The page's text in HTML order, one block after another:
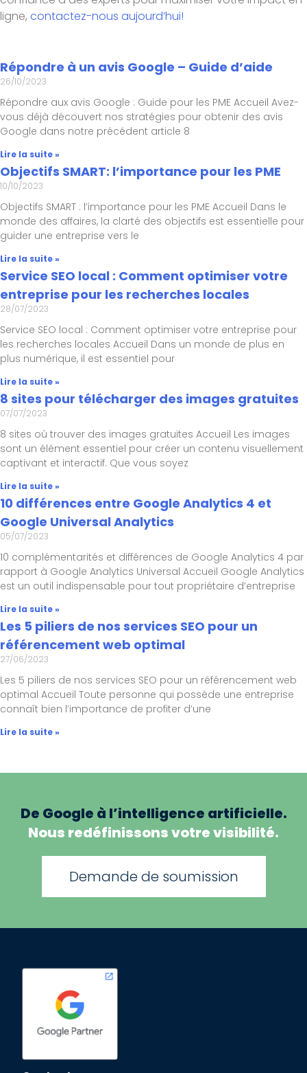
ligne, contactez-nous aujourd’hui!
Répondre à un avis Google – Guide d’aide
26/10/2023
Répondre aux avis Google : Guide pour les PME Accueil Avez-
vous déjà découvert nos stratégies pour obtenir des avis
Google dans notre précédent article 8
Lire la suite »
Objectifs SMART: l’importance pour les PME
10/10/2023
Objectifs SMART : l’importance pour les PME Accueil Dans le
monde des affaires, la clarté des objectifs est essentielle pour
guider une entreprise vers le
Lire la suite »
Service SEO local : Comment optimiser votre
entreprise pour les recherches locales
28/07/2023
Service SEO local : Comment optimiser votre entreprise pour
les recherches locales Accueil Dans un monde de plus en
plus numérique, il est essentiel pour
Lire la suite »
8 sites pour télécharger des images gratuites
07/07/2023
8 sites où trouver des images gratuites Accueil Les images
sont un élément essentiel pour créer un contenu visuellement
captivant et interactif. Que vous soyez
Lire la suite »
10 différences entre Google Analytics 4 et
Google Universal Analytics
05/07/2023
10 complémentarités et différences de Google Analytics 4 par
rapport à Google Analytics Universal Accueil Google Analytics
est un outil indispensable pour tout propriétaire d’entreprise
Lire la suite »
Les 5 piliers de nos services SEO pour un
référencement web optimal
27/06/2023
Les 5 piliers de nos services SEO pour un référencement web
optimal Accueil Toute personne qui possède une entreprise
connaît bien l’importance de profiter d’une
Lire la suite »
De Google à l’intelligence artificielle.
Nous redéfinissons votre visibilité.
Demande de soumission